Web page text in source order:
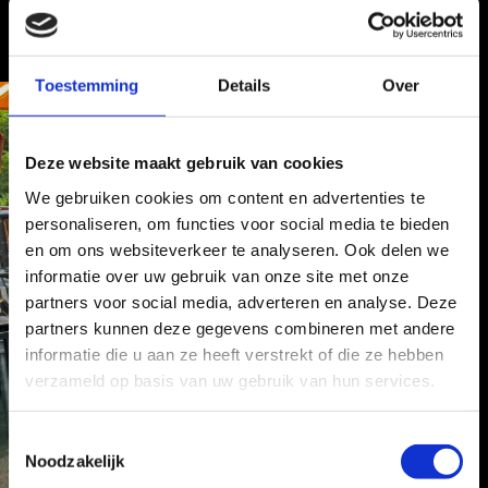
Toestemming Details Over
Deze website maakt gebruik van cookies
We gebruiken cookies om content en advertenties te
personaliseren, om functies voor social media te bieden
en om ons websiteverkeer te analyseren. Ook delen we
informatie over uw gebruik van onze site met onze
partners voor social media, adverteren en analyse. Deze
partners kunnen deze gegevens combineren met andere
informatie die u aan ze heeft verstrekt of die ze hebben
verzameld op basis van uw gebruik van hun services.
Noodzakelijk